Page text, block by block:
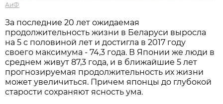
АиФ
За последние 20 лет ожидаемая
продолжительность жизни в Беларуси выросла
на 5 с половиной лет и достигла в 2017 году
своего максимума - 74,3 года. В Японии же люди в
среднем живут 87,3 года, и в ближайшие 5 лет
прогнозируемая продолжительность их жизни
может увеличиться. Причем японцы до глубокой
старости сохраняют ясность ума.